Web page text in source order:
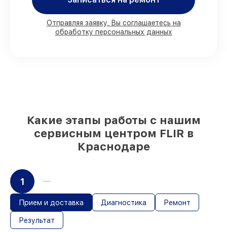
Краснодаре, остальные доступны для
срочного заказа
Подлинные запчасти FLIR и надёжные
Отправляя заявку, Вы соглашаетесь на
обработку персональных данных
Какие этапы работы с нашим
сервисным центром FLIR в
Краснодаре
1
Прием и доставка Диагностика Ремонт
Результат